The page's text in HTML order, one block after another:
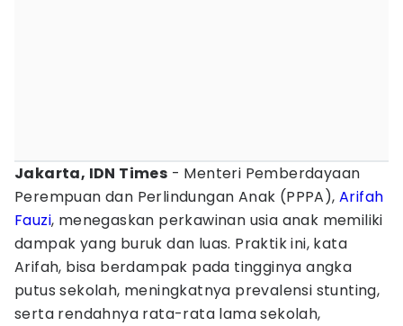
Jakarta, IDN Times - Menteri Pemberdayaan
Perempuan dan Perlindungan Anak (PPPA), Arifah
Fauzi, menegaskan perkawinan usia anak memiliki
dampak yang buruk dan luas. Praktik ini, kata
Arifah, bisa berdampak pada tingginya angka
putus sekolah, meningkatnya prevalensi stunting,
serta rendahnya rata-rata lama sekolah,